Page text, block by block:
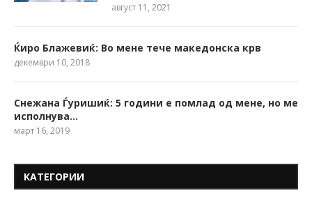
август 11, 2021
Ќиро Блажевиќ: Во мене тече македонска крв
декември 10, 2018
Снежана Ѓуришиќ: 5 години е помлад од мене, но ме
исполнува…
март 16, 2019
КАТЕГОРИИ